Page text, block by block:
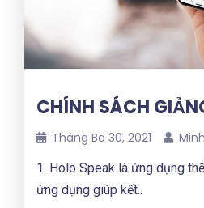
CHÍNH SÁCH
Tháng Ba 30, 2021
1. Holo Speak là ứng dụng
ứng dụng giúp kết..